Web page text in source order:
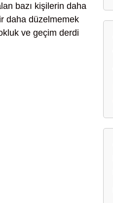
bazı kişilerin daha
daha düzelmemek
ve geçim derdi